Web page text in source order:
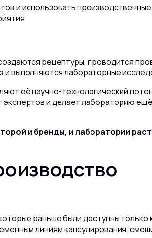
и использовать производственные
рецептуры, проводится
выполняются лабораторные
её научно-технологический
экспертов и делает лабораторию
и бренды, и лаборатории
раньше были доступны только
линиям капсулирования,